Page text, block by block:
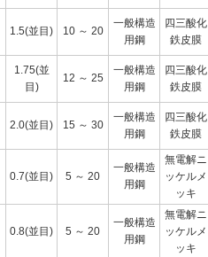
1.5(並目) 10 ～ 20
一般構造
用鋼
四三酸化
鉄皮膜
1.75(並
目)
12 ～ 25
一般構造
用鋼
四三酸化
鉄皮膜
2.0(並目) 15 ～ 30
一般構造
用鋼
四三酸化
鉄皮膜
0.7(並目) 5 ～ 20
一般構造
用鋼
無電解ニ
ッケルメ
ッキ
0.8(並目) 5 ～ 20
一般構造
用鋼
無電解ニ
ッケルメ
ッキ